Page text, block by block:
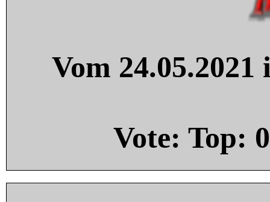
Vom
Vote: Top: 0